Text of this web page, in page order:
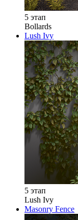
5 этап
Bollards
Lush Ivy
5 этап
Lush Ivy
Masonry Fence